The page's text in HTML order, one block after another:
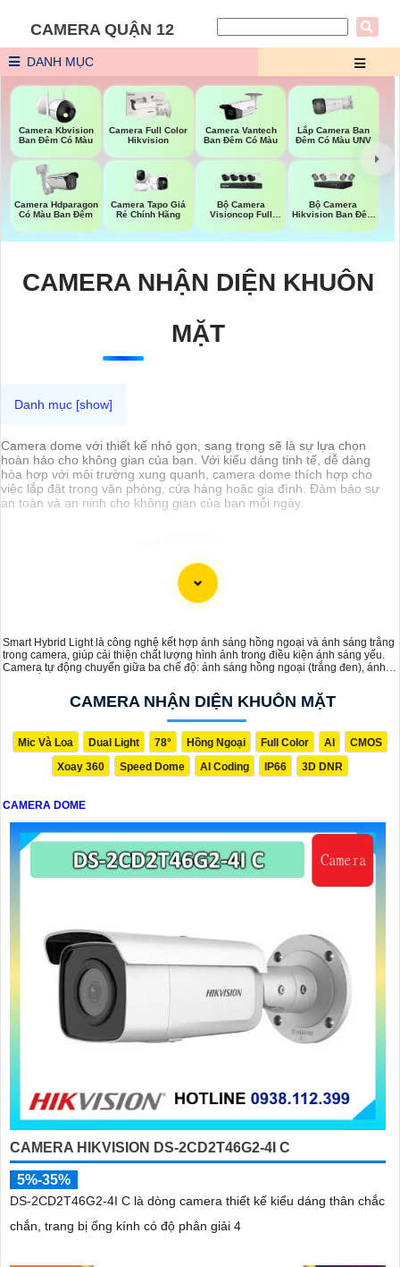
CAMERA QUẬN 12
DANH MỤC
Camera Kbvision
Ban Đêm Có Màu
Camera Full Color
Hikvision
Camera Vantech
Ban Đêm Có Màu
Lắp Camera Ban
Đêm Có Màu UNV
Camera Hdparagon
Có Màu Ban Đêm
Camera Tapo Giá
Rẻ Chính Hãng
Bộ Camera
Visioncop Full
Bộ Camera
Hikvision Ban Đêm
CAMERA NHẬN DIỆN KHUÔN
MẶT
Camera dome với thiết kế nhỏ gọn, sang trọng sẽ là sự lựa chọn
hoàn hảo cho không gian của bạn. Với kiểu dáng tinh tế, dễ dàng
hòa hợp với môi trường xung quanh, camera dome thích hợp cho
việc lắp đặt trong văn phòng, cửa hàng hoặc gia đình. Đảm bảo sự
an toàn và an ninh cho không gian của bạn mỗi ngày.
Smart Hybrid Light là công nghệ kết hợp ánh sáng hồng ngoại và ánh sáng trắng
trong camera, giúp cải thiện chất lượng hình ảnh trong điều kiện ánh sáng yếu.
Camera tự động chuyển giữa ba chế độ: ánh sáng hồng ngoại (trắng đen), ánh
chuyển động). Với camera Smart Hybrid Light sẽ đảm bảo giám sát hiệu quả linh
hoạt, cung cấp hình ảnh rõ nét cả ngày và đêm.
CAMERA NHẬN DIỆN KHUÔN MẶT
Mic Và Loa Dual Light 78° Hồng Ngoại Full Color AI
CMOS
Xoay 360
Speed Dome AI Coding IP66 3D DNR
CAMERA DOME
CAMERA HIKVISION DS-2CD2T46G2-4I C
5%-35%
DS-2CD2T46G2-4I C là dòng camera thiết kế kiểu dáng thân chắc
chắn, trang bị ống kính có độ phân giải 4